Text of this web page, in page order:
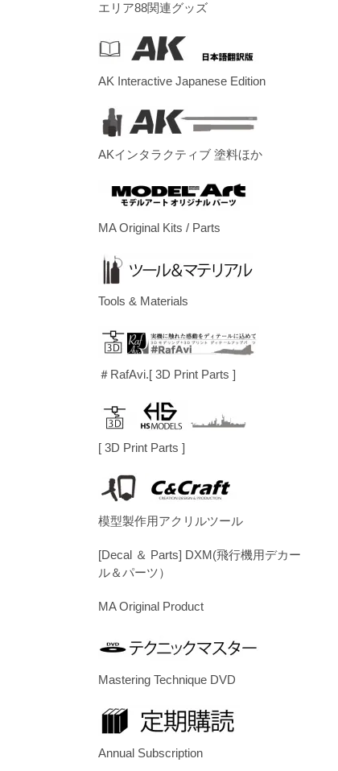
エリア88関連グッズ
AK Interactive Japanese Edition
AKインタラクティブ 塗料ほか
MA Original Kits / Parts
Tools & Materials
＃RafAvi.[ 3D Print Parts ]
[ 3D Print Parts ]
模型製作用アクリルツール
[Decal ＆ Parts] DXM(飛行機用デカー
ル＆パーツ）
MA Original Product
Mastering Technique DVD
Annual Subscription